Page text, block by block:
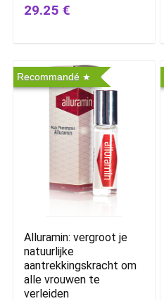
29.25 €
Recommandé
Alluramin: vergroot je
natuurlijke
aantrekkingskracht om
alle vrouwen te
verleiden